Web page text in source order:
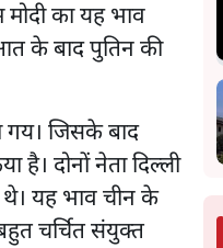
का यह भाव
के बाद पुतिन की
गय। जिसके बाद
है। दोनों नेता दिल्ली
थे। यह भाव चीन के
चर्चित संयुक्त